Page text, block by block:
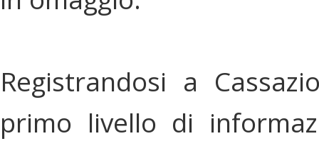
Registrandosi a
primo livello di